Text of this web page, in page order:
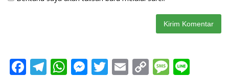
F T W M T E C M